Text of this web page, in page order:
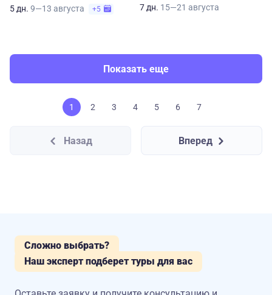
5 дн. 9—13 августа +5
7 дн. 15—21 августа
Показать еще
1 2 3 4 5 6 7
Назад Вперед
Сложно выбрать?
Наш эксперт подберет туры для вас